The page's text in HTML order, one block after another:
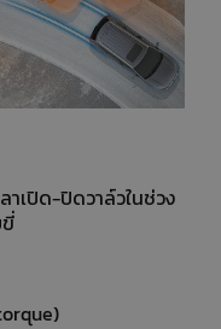
าเปิด‑ปิดวาล์วในช่วง
ขี่